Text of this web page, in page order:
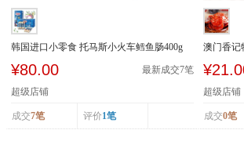
韩国进口小零食 托马斯小火车鳕鱼肠400g
¥80.00 最新成交7笔
超级店铺
成交7笔 评价1笔
澳门香记
超级店铺
成交0笔